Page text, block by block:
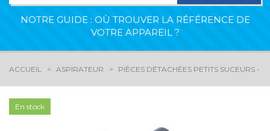
NOTRE GUIDE : OÙ TROUVER LA RÉFÉRENCE DE
VOTRE APPAREIL ?
ACCUEIL ASPIRATEUR PIÈCES DÉTACHÉES PETITS SUCEURS -
En stock